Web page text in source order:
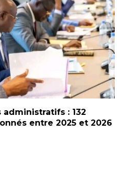
: 132
entre 2025 et 2026